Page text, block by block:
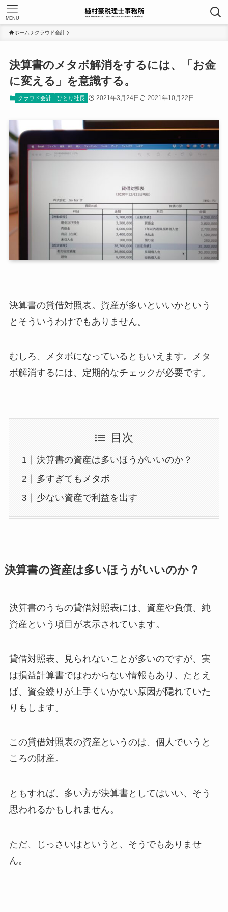
MENU
ホーム クラウド会計
決算書のメタボ解消をするには、「お金
に変える」を意識する。
クラウド会計 ひとり社長 2021年3月24日 2021年10月22日
決算書の貸借対照表。資産が多いといいかという
とそういうわけでもありません。
むしろ、メタボになっているともいえます。メタ
ボ解消するには、定期的なチェックが必要です。
目次
決算書の資産は多いほうがいいのか？
多すぎてもメタボ
少ない資産で利益を出す
決算書の資産は多いほうがいいのか？
決算書のうちの貸借対照表には、資産や負債、純
資産という項目が表示されています。
貸借対照表、見られないことが多いのですが、実
は損益計算書ではわからない情報もあり、たとえ
ば、資金繰りが上手くいかない原因が隠れていた
りもします。
この貸借対照表の資産というのは、個人でいうと
ころの財産。
ともすれば、多い方が決算書としてはいい、そう
思われるかもしれません。
ただ、じっさいはというと、そうでもありませ
ん。